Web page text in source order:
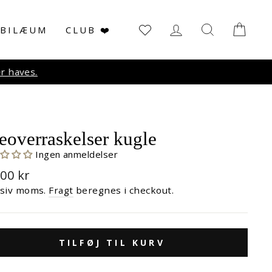
CLUB ❤️ LOG INSØG
haves.
kugle
Ingen anmeldelser
kr
moms. Fragt beregnes i checkout.
TILFØJ TIL KURV